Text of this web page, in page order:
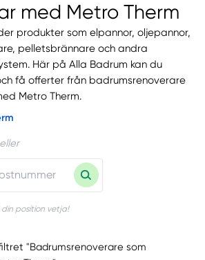
med Metro Therm
produkter som elpannor, oljepannor,
pelletsbrännare och andra
Här på Alla Badrum kan du
få offerter från badrumsrenoverare
Metro Therm.
eller
din position vetja!
"Badrumsrenoverare som